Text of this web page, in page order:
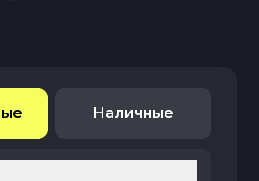
Наличные